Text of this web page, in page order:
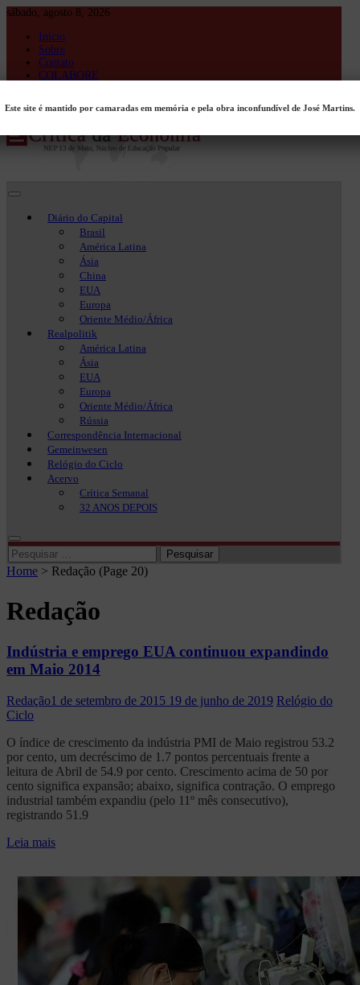
Skip
content
sábado, agosto 8, 2026
Início
Sobre
Contato
COLABORE
Crítica da Economia
Crítica da Economia
Diário do Capital
Brasil
América Latina
Ásia
China
EUA
Europa
Oriente Médio/África
Realpolitik
América Latina
Ásia
EUA
Europa
Oriente Médio/África
Rússia
Correspondência Internacional
Gemeinwesen
Relógio do Ciclo
Acervo
Crítica Semanal
32 ANOS DEPOIS
Pesquisar
por:
Home > Redação (Page 20)
Redação
Indústria e emprego EUA continuou expandindo
em Maio 2014
Redação1 de setembro de 2015 19 de junho de 2019 Relógio do
Ciclo
O índice de crescimento da indústria PMI de Maio registrou 53.2
por cento, um decréscimo de 1.7 pontos percentuais frente a
leitura de Abril de 54.9 por cento. Crescimento acima de 50 por
cento significa expansão; abaixo, significa contração. O emprego
industrial também expandiu (pelo 11º mês consecutivo),
registrando 51.9
Leia mais
Este site é mantido por camaradas em memória e pela obra inconfundível de José Martins.